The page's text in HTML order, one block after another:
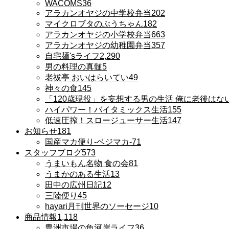
WACOMS36
アラカンオヤジの中学校弁当202
マイクロブタのぶうちゃん182
アラカンオヤジの小学校弁当663
アラカンオヤジの幼稚園弁当357
自宅麺'sライフ2,290
男の料理の真髄5
老祓亭 おいはらいてい49
神々の食145
「120歳現役」を妄想する男の生活 俺に老後はな
ハイパワー！バイタミックス生活155
低速圧搾！スロージューサー生活147
お知らせ181
国産マカ便り-ベジマカ-71
スタッフブログ573
うまいもん名物 食の会81
うまかのある生活13
田中の広州日記12
三陸便り 45
hayari月刊世界のソーセージ10
商品情報1,118